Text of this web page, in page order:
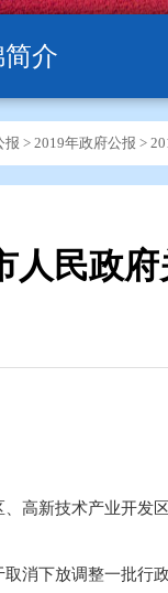
介
报 > 2019年政府公报 >
人民政
高新技术产业开发
下放调整一批行政